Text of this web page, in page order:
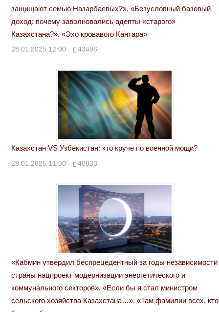
защищают семью Назарбаевых?». «Безусловный базовый
доход: почему заволновались адепты «старого»
Казахстана?». «Эхо кровавого Кантара»
28.01.2025 12:00 43496
Казахстан VS Узбекистан: кто круче по военной мощи?
28.01.2025 11:00 40833
«Кабмин утвердил беспрецедентный за годы независимости
страны нацпроект модернизации энергетического и
коммунального секторов». «Если бы я стал министром
сельского хозяйства Казахстана…». «Там фамилии всех, кто